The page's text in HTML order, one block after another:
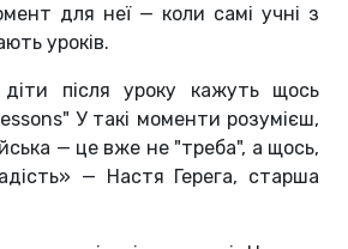
для неї — коли самі учні з
уроків.
після уроку кажуть щось
У такі моменти розумієш,
— це вже не "треба", а щось,
— Настя Герега, старша